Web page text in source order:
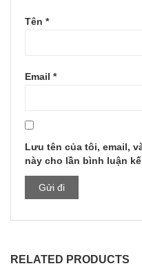
Tên *
Email *
Lưu tên của tôi, email,
này cho lần bình luận
RELATED PRODUCTS